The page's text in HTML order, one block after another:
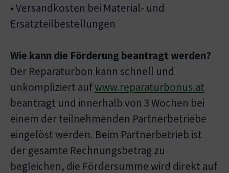
• Versandkosten bei Material- und
Ersatzteilbestellungen
Wie kann die Förderung beantragt werden?
Der Reparaturbon kann schnell und
unkompliziert aufwww.reparaturbonus.at
beantragt und innerhalb von 3 Wochen bei
einem der teilnehmenden Partnerbetriebe
eingelöst werden. Beim Partnerbetrieb ist
der gesamte Rechnungsbetrag zu
begleichen, die Fördersumme wird direkt auf